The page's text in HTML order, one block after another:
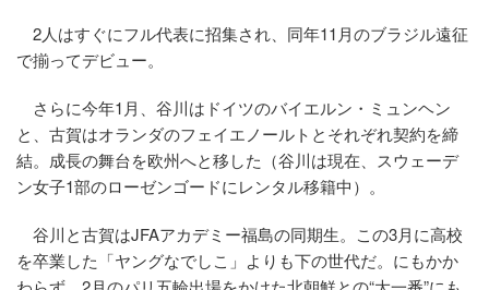
2人はすぐにフル代表に招集され、同年11月のブラジル遠征
で揃ってデビュー。
さらに今年1月、谷川はドイツのバイエルン・ミュンヘン
と、古賀はオランダのフェイエノールトとそれぞれ契約を締
結。成長の舞台を欧州へと移した（谷川は現在、スウェーデ
ン女子1部のローゼンゴードにレンタル移籍中）。
谷川と古賀はJFAアカデミー福島の同期生。この3月に高校
を卒業した「ヤングなでしこ」よりも下の世代だ。にもかか